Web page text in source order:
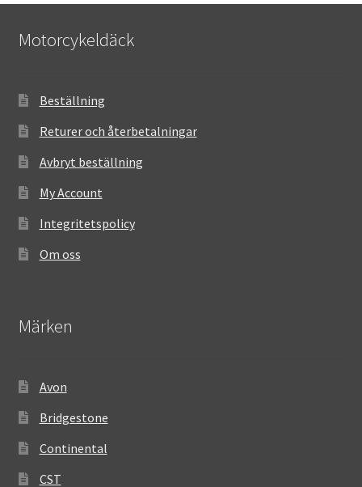
Motorcykeldäck
Beställning
Returer och återbetalningar
Avbryt beställning
My Account
Integritetspolicy
Om oss
Märken
Avon
Bridgestone
Continental
CST